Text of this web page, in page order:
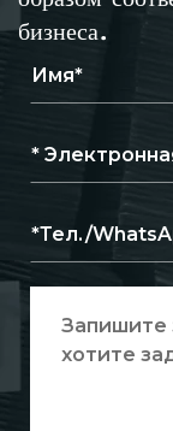
бизнеса.